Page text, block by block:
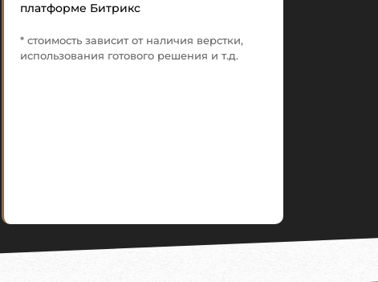
платформе Битрикс
* стоимость зависит от наличия верстки,
использования готового решения и т.д.